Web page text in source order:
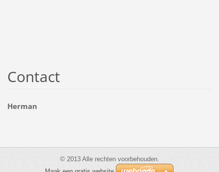
Contact
Herman
© 2013 Alle rechten voorbehouden.